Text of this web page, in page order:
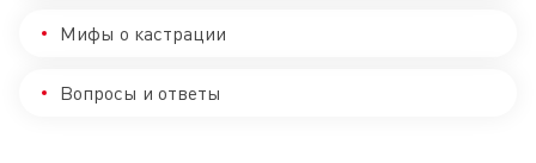
Мифы о кастрации
Вопросы и ответы